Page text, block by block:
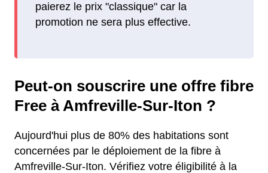
paierez le prix "classique" car la
promotion ne sera plus effective.
Peut-on souscrire une offre fibre
Free à Amfreville-Sur-Iton ?
Aujourd'hui plus de 80% des habitations sont
concernées par le déploiement de la fibre à
Amfreville-Sur-Iton. Vérifiez votre éligibilité à la